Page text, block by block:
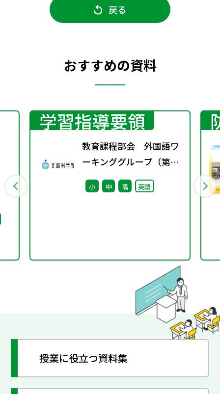
戻る
おすすめの資料
学習指導要領
教育課程部会 外国語ワ
ーキンググループ（第13
回） 配付資料
小 中 高 英語
授業に役立つ資料集